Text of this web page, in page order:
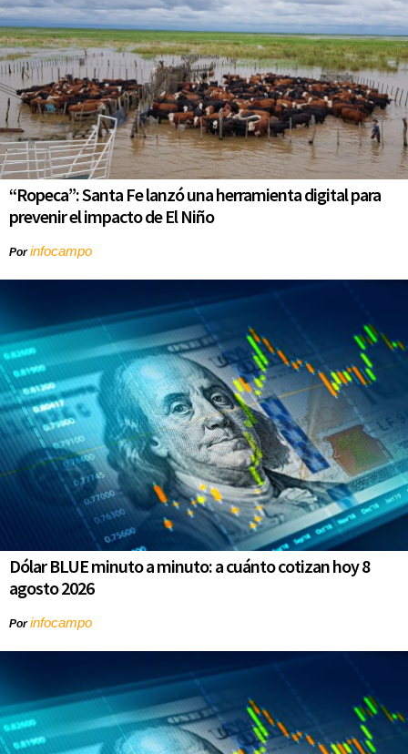
“Ropeca”: Santa Fe lanzó una herramienta digital para
prevenir el impacto de El Niño
Porinfocampo
Dólar BLUE minuto a minuto: a cuánto cotizan hoy 8
agosto 2026
Porinfocampo